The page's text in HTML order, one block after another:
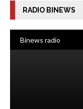
RADIO BINEWS